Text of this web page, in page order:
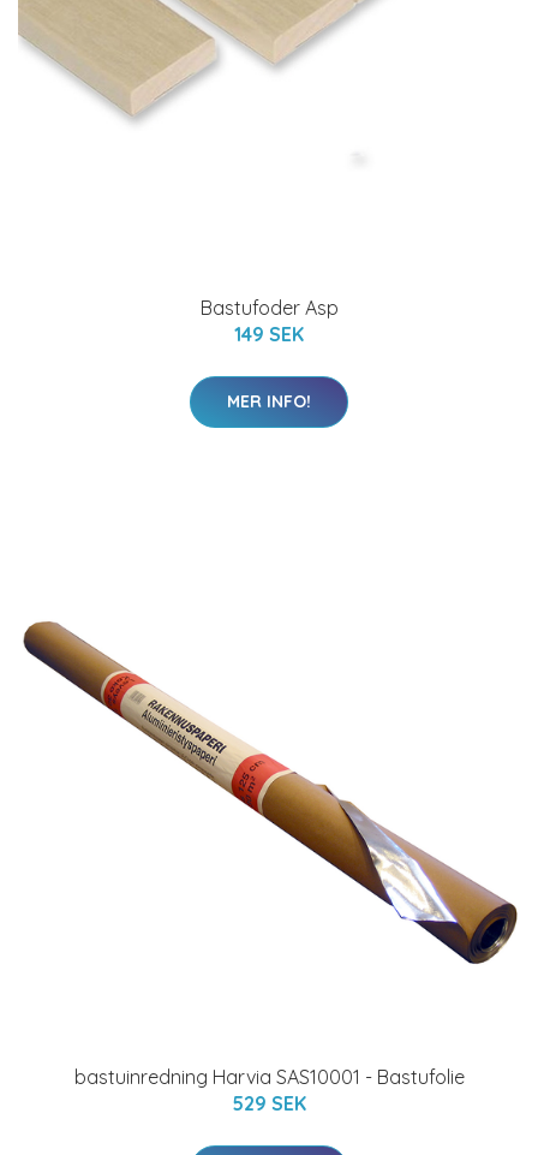
Bastufoder Asp
149 SEK
MER INFO!
bastuinredning Harvia SAS10001 - Bastufolie
529 SEK